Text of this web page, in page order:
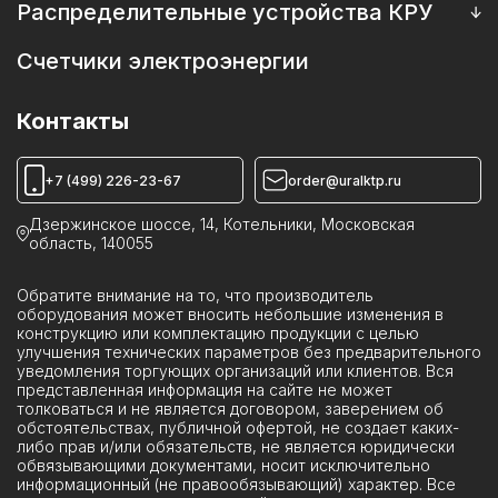
Выключатели элегазовые
Запасные части к трансформаторам
Катушки к выключателям, приводам
Распределительные устройства КРУ
Камеры КСО
Камеры ИКВН
Реклоузеры ПСС
Ячейки ЯКНО
Счетчики электроэнергии
Контакты
+7 (499) 226-23-67 order@uralktp.ru
Дзержинское шоссе, 14, Котельники, Московская
область, 140055
Обратите внимание на то, что производитель
оборудования может вносить небольшие изменения в
конструкцию или комплектацию продукции с целью
улучшения технических параметров без предварительного
уведомления торгующих организаций или клиентов. Вся
представленная информация на сайте не может
толковаться и не является договором, заверением об
обстоятельствах, публичной офертой, не создает каких-
либо прав и/или обязательств, не является юридически
обвязывающими документами, носит исключительно
информационный (не правообязывающий) характер. Все